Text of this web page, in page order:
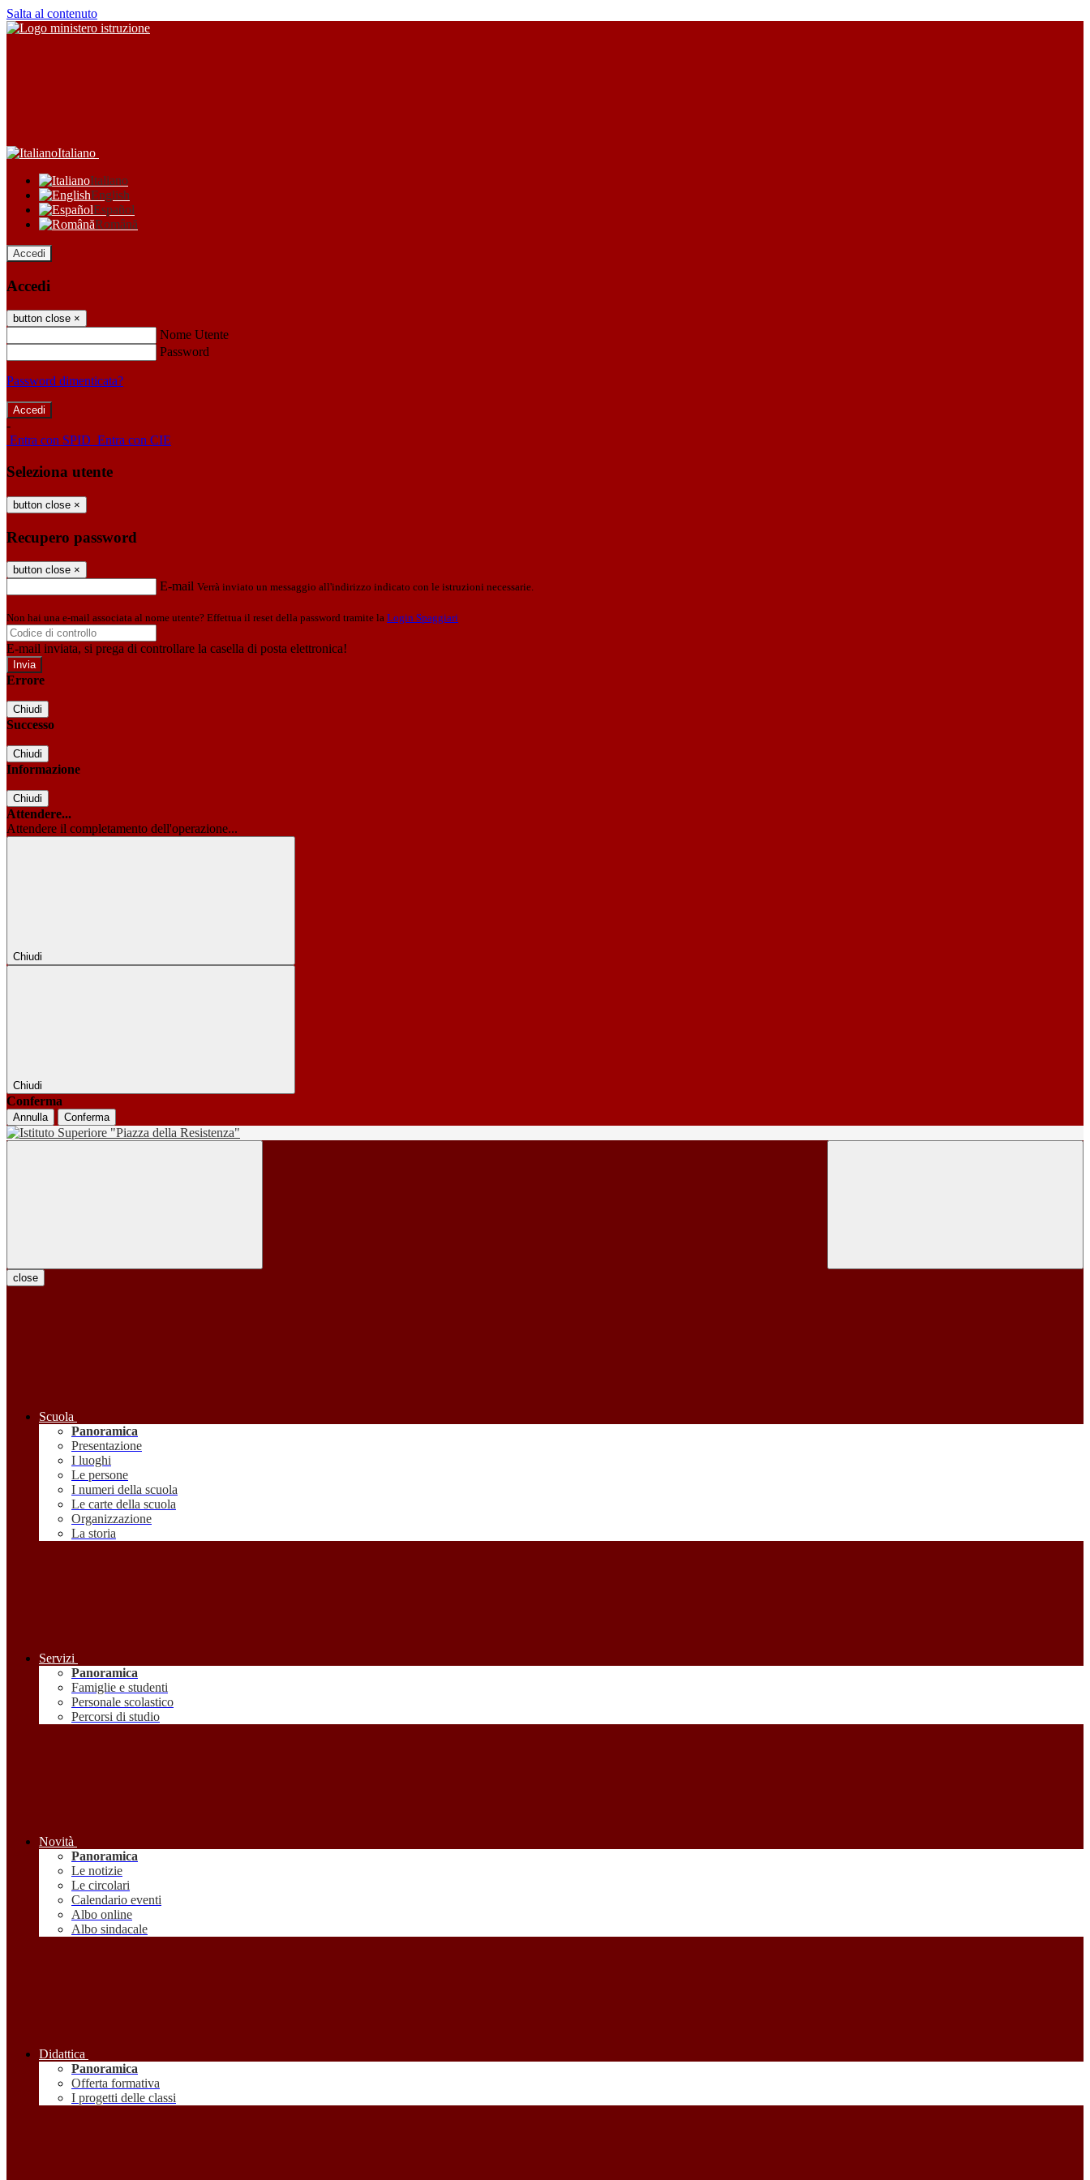
Salta al contenuto
Italiano
Italiano
English
Español
Română
Accedi
Accedi
button close ×
Nome Utente
Password
Password dimenticata?
-
Entra con SPID Entra con CIE
Seleziona utente
button close ×
Recupero password
button close ×
E-mail Verrà inviato un messaggio all'indirizzo indicato con le istruzioni necessarie.
Non hai una e-mail associata al nome utente? Effettua il reset della password tramite la Login Spaggiari
E-mail inviata, si prega di controllare la casella di posta elettronica!
Errore
Chiudi
Successo
Chiudi
Informazione
Chiudi
Attendere...
Attendere il completamento dell'operazione...
Chiudi
Chiudi
Conferma
Annulla Conferma
close
Scuola
Panoramica
Presentazione
I luoghi
Le persone
I numeri della scuola
Le carte della scuola
Organizzazione
La storia
Servizi
Panoramica
Famiglie e studenti
Personale scolastico
Percorsi di studio
Novità
Panoramica
Le notizie
Le circolari
Calendario eventi
Albo online
Albo sindacale
Didattica
Panoramica
Offerta formativa
I progetti delle classi